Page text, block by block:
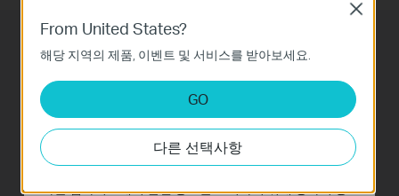
4MP Resolution
4-inch IPS Full Color
From United States?
해당 지역의 제품, 이벤트 및 서비스를 받아보세요.
GO
다른 선택사항
Close
이 쿠키는 웹사이트가 작동하는 데 필요하며 사용자의 시
스템에서 비활성화할 수 없습니다.
분석 및 마케팅 쿠키
분석 쿠키는 웹사이트의 기능을 개선하고 조정하기 위해
웹사이트에서의 사용자 활동을 분석하는 데 사용하는 쿠키
입니다.
마케팅 쿠키는 귀하의 관심사에 대한 프로필을 생성하고
다른 웹사이트에서 관련 광고를 표시하기 위해 당사의 광